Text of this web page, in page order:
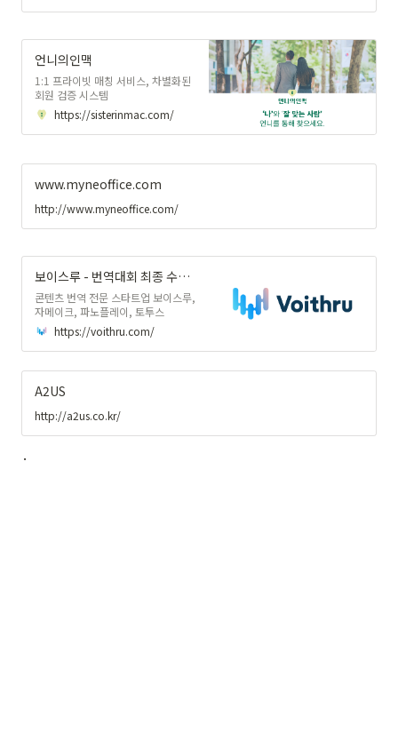
언니의인맥
1:1 프라이빗 매칭 서비스, 차별화된
회원 검증 시스템
https://sisterinmac.com/
www.myneoffice.com
http://www.myneoffice.com/
보이스루 - 번역대회 최종 수상자 발표
콘텐츠 번역 전문 스타트업 보이스루,
자메이크, 파노플레이, 토투스
https://voithru.com/
A2US
http://a2us.co.kr/
.